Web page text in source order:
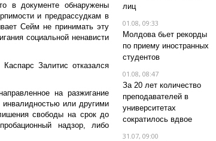
в документе обнаружены
и предрассудкам в
Сейм не принимать эту
социальной ненависти
Залитис отказался
на разжигание
или другими
свободы на срок до
надзор, либо
лиц
01.08, 09:33
Молдова бьет рекорды
по приему иностранных
студентов
01.08, 08:47
За 20 лет количество
преподавателей в
университетах
сократилось вдвое
31.07, 09:00